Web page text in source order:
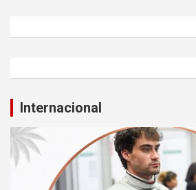
Internacional